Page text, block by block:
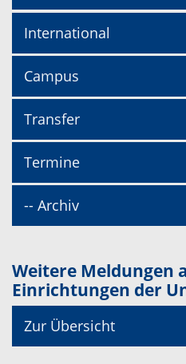
International
Campus
Transfer
Termine
-- Archiv
Weitere Meldungen
Einrichtungen der
Zur Übersicht